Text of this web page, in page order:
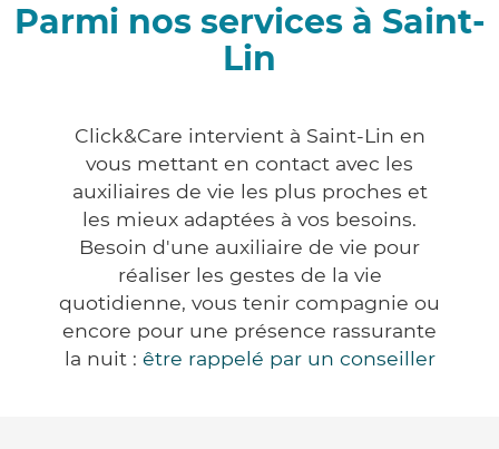
Parmi nos services à Saint-
Lin
Click&Care intervient à Saint-Lin en
vous mettant en contact avec les
auxiliaires de vie les plus proches et
les mieux adaptées à vos besoins.
Besoin d'une auxiliaire de vie pour
réaliser les gestes de la vie
quotidienne, vous tenir compagnie ou
encore pour une présence rassurante
la nuit : être rappelé par un conseiller